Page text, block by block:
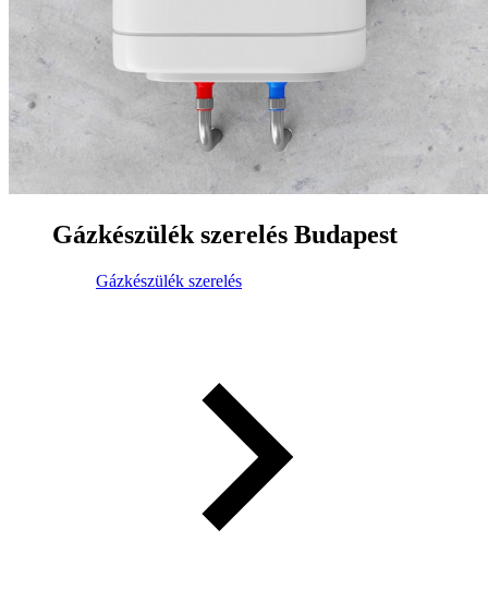
Gázkészülék szerelés Budapest
Gázkészülék szerelés